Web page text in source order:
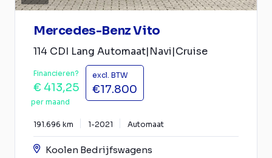
Mercedes-Benz Vito
114 CDI Lang Automaat|Navi|Cruise
Financieren?
€ 413,25
per maand
excl. BTW
€17.800
191.696 km 1-2021 Automaat
Koolen Bedrijfswagens